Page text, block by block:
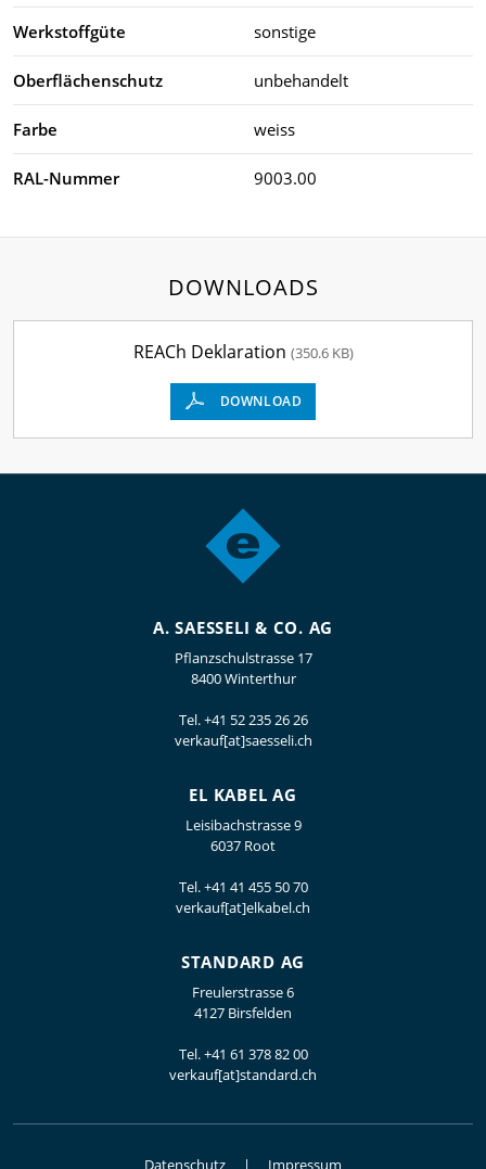
Werkstoffgüte sonstige
Oberflächenschutz unbehandelt
Farbe weiss
RAL-Nummer 9003.00
DOWNLOADS
REACh Deklaration (350.6 KB)
DOWNLOAD
A. SAESSELI & CO. AG
Pflanzschulstrasse 17
8400 Winterthur
Tel.+41 52 235 26 26
verkauf[at]saesseli.ch
EL KABEL AG
Leisibachstrasse 9
6037 Root
Tel.+41 41 455 50 70
verkauf[at]elkabel.ch
STANDARD AG
Freulerstrasse 6
4127 Birsfelden
Tel.+41 61 378 82 00
verkauf[at]standard.ch
Datenschutz Impressum